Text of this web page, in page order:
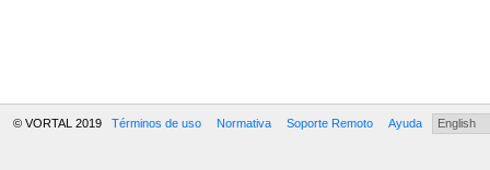
© VORTAL 2019 Términos de uso Normativa Soporte Remoto Ayuda